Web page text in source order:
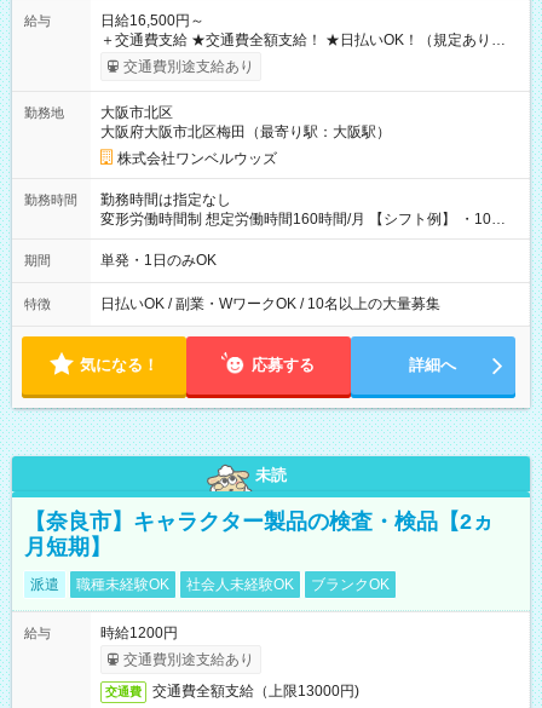
給与
日給16,500円～
＋交通費支給 ★交通費全額支給！ ★日払いOK！（規定あり） ┗
働いたその日に現金GET♪ お仕事後はコンビニATMから 日払
交通費別途支給あり
勤務地
大阪市北区
大阪府大阪市北区梅田（最寄り駅：大阪駅）
株式会社ワンベルウッズ
勤務時間
勤務時間は指定なし
変形労働時間制 想定労働時間160時間/月 【シフト例】 ・10：
00～20：00
期間 単発・1日のみOK
特徴 日払いOK / 副業・WワークOK / 10名以上の大量募集
気になる！ 応募する 詳細へ
未読
【奈良市】キャラクター製品の検査・検品【2ヵ
月短期】
派遣 職種未経験OK 社会人未経験OK ブランクOK
給与
時給1200円
交通費別途支給あり
交通費 交通費全額支給（上限13000円)